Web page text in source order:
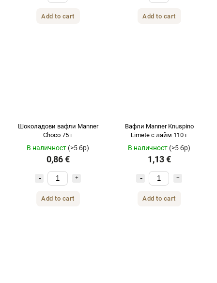
Add to cart Add to cart
Шоколадови вафли Manner
Choco 75 г
В наличност (>5 бр)
0,86 €
Add to cart
Вафли Manner Knuspino
Limete с лайм 110 г
В наличност (>5 бр)
1,13 €
Add to cart